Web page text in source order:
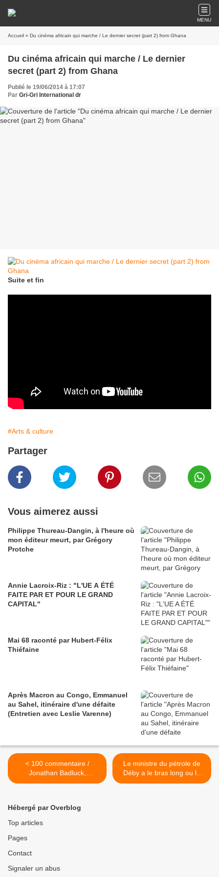
MENU
Accueil » Du cinéma africain qui marche / Le dernier secret (part 2) from Ghana
Du cinéma africain qui marche / Le dernier
secret (part 2) from Ghana
Publié le 19/06/2014 à 17:07
Par Gri-Gri International dr
Suite et fin
#Arts & culture
Partager
Vous aimerez aussi
Philippe Thureau-Dangin, à l'heure où
mon éditeur meurt, par Grégory
Protche
Annie Lacroix-Riz : "L'UE A ÉTÉ
FAITE PAR ET POUR LE GRAND
CAPITAL"
Mai 68 raconté par Hubert-Félix
Thiéfaine
Après Macron au Congo, Emmanuel
au Sahel, itinéraire d'une défaite
(Entretien avec Leslie Varenne)
< 100 commentaire /
Jonathan Badluck,
président du Nigeria
Le ministre du pétrole de
Déby a le bras long ou le
costume court >
Hébergé par Overblog
Top articles
Pages
Contact
Signaler un abus